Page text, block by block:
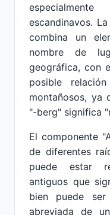
escandinavos.
combina un
nombre de
geográfica, con
posible
montañosos, ya
"-berg" significa
El componente
de diferentes
puede estar
antiguos que
bien puede
abreviada de